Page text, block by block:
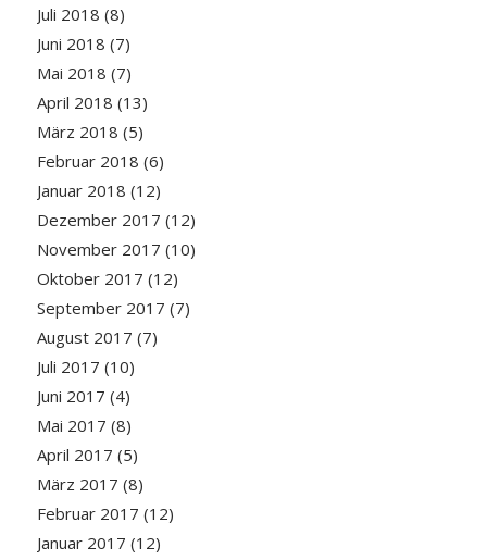
Juli 2018 (8)
Juni 2018 (7)
Mai 2018 (7)
April 2018 (13)
März 2018 (5)
Februar 2018 (6)
Januar 2018 (12)
Dezember 2017 (12)
November 2017 (10)
Oktober 2017 (12)
September 2017 (7)
August 2017 (7)
Juli 2017 (10)
Juni 2017 (4)
Mai 2017 (8)
April 2017 (5)
März 2017 (8)
Februar 2017 (12)
Januar 2017 (12)